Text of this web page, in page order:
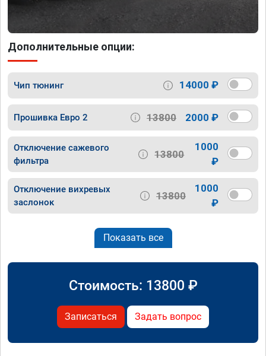
Дополнительные опции:
Чип тюнинг 14000 ₽
Прошивка Евро 2 13800 2000 ₽
Отключение сажевого
фильтра
13800
1000
₽
Отключение вихревых
заслонок
13800
1000
₽
Показать все
Стоимость: 13800 ₽
Записаться Задать вопрос